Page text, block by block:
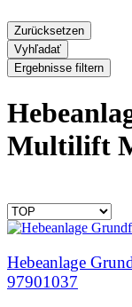
Zurücksetzen
Vyhľadať
Ergebnisse filtern
Multilift
Hebeanlage
97901037